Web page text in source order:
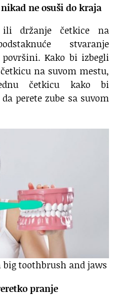
ne osuši do kraja
ili držanje četkice na
stvaranje
Kako bi izbegli
na suvom mestu,
četkicu kako bi
perete zube sa suvom
toothbrush and jaws
pranje